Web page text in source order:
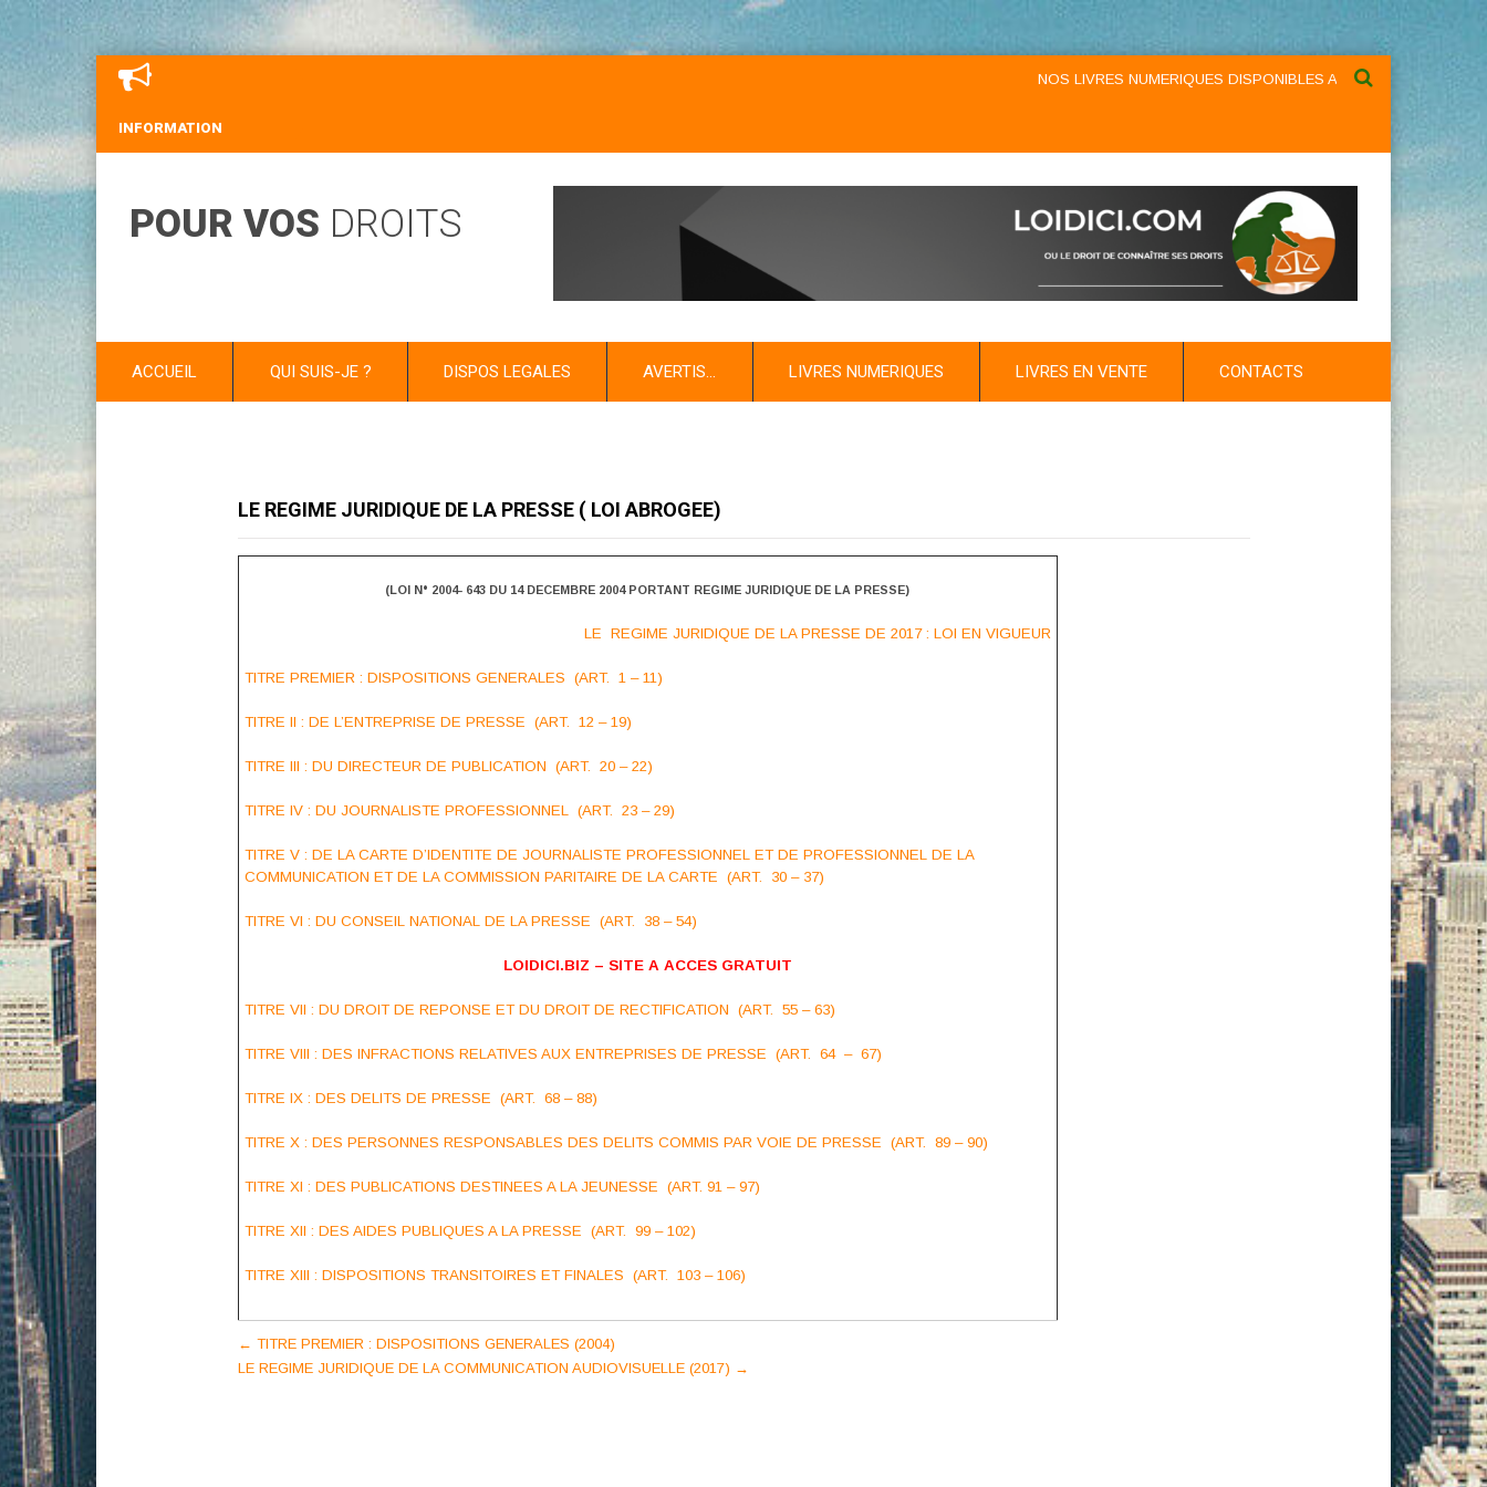
INFORMATION
NOS LIVRES NUMERIQUES DISPONIBLES AU NIVEAU DU MENU
POUR VOS DROITS
ACCUEIL QUI SUIS-JE ? DISPOS LEGALES AVERTIS… LIVRES NUMERIQUES LIVRES EN VENTE CONTACTS
LE REGIME JURIDIQUE DE LA PRESSE ( LOI ABROGEE)
(LOI N° 2004- 643 DU 14 DECEMBRE 2004 PORTANT REGIME JURIDIQUE DE LA PRESSE)
LE REGIME JURIDIQUE DE LA PRESSE DE 2017 : LOI EN VIGUEUR
TITRE PREMIER : DISPOSITIONS GENERALES (ART. 1 – 11)
TITRE II : DE L’ENTREPRISE DE PRESSE (ART. 12 – 19)
TITRE III : DU DIRECTEUR DE PUBLICATION (ART. 20 – 22)
TITRE IV : DU JOURNALISTE PROFESSIONNEL (ART. 23 – 29)
TITRE V : DE LA CARTE D’IDENTITE DE JOURNALISTE PROFESSIONNEL ET DE PROFESSIONNEL DE LA
COMMUNICATION ET DE LA COMMISSION PARITAIRE DE LA CARTE (ART. 30 – 37)
TITRE VI : DU CONSEIL NATIONAL DE LA PRESSE (ART. 38 – 54)
LOIDICI.BIZ – SITE A ACCES GRATUIT
TITRE VII : DU DROIT DE REPONSE ET DU DROIT DE RECTIFICATION (ART. 55 – 63)
TITRE VIII : DES INFRACTIONS RELATIVES AUX ENTREPRISES DE PRESSE (ART. 64 – 67)
TITRE IX : DES DELITS DE PRESSE (ART. 68 – 88)
TITRE X : DES PERSONNES RESPONSABLES DES DELITS COMMIS PAR VOIE DE PRESSE (ART. 89 – 90)
TITRE XI : DES PUBLICATIONS DESTINEES A LA JEUNESSE (ART. 91 – 97)
TITRE XII : DES AIDES PUBLIQUES A LA PRESSE (ART. 99 – 102)
TITRE XIII : DISPOSITIONS TRANSITOIRES ET FINALES (ART. 103 – 106)
Post
navigation
← TITRE PREMIER : DISPOSITIONS GENERALES (2004)
LE REGIME JURIDIQUE DE LA COMMUNICATION AUDIOVISUELLE (2017) →